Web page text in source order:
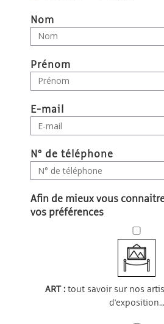
Nom
Prénom
E-mail
N° de téléphone
Afin de mieux vous
vos préférences
ART :tout savoir sur nos
d'exposition...